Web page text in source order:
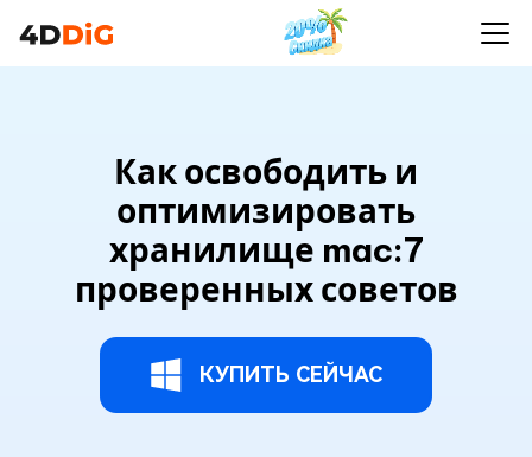
Как освободить и
оптимизировать
хранилище mac:7
проверенных советов
КУПИТЬ СЕЙЧАС